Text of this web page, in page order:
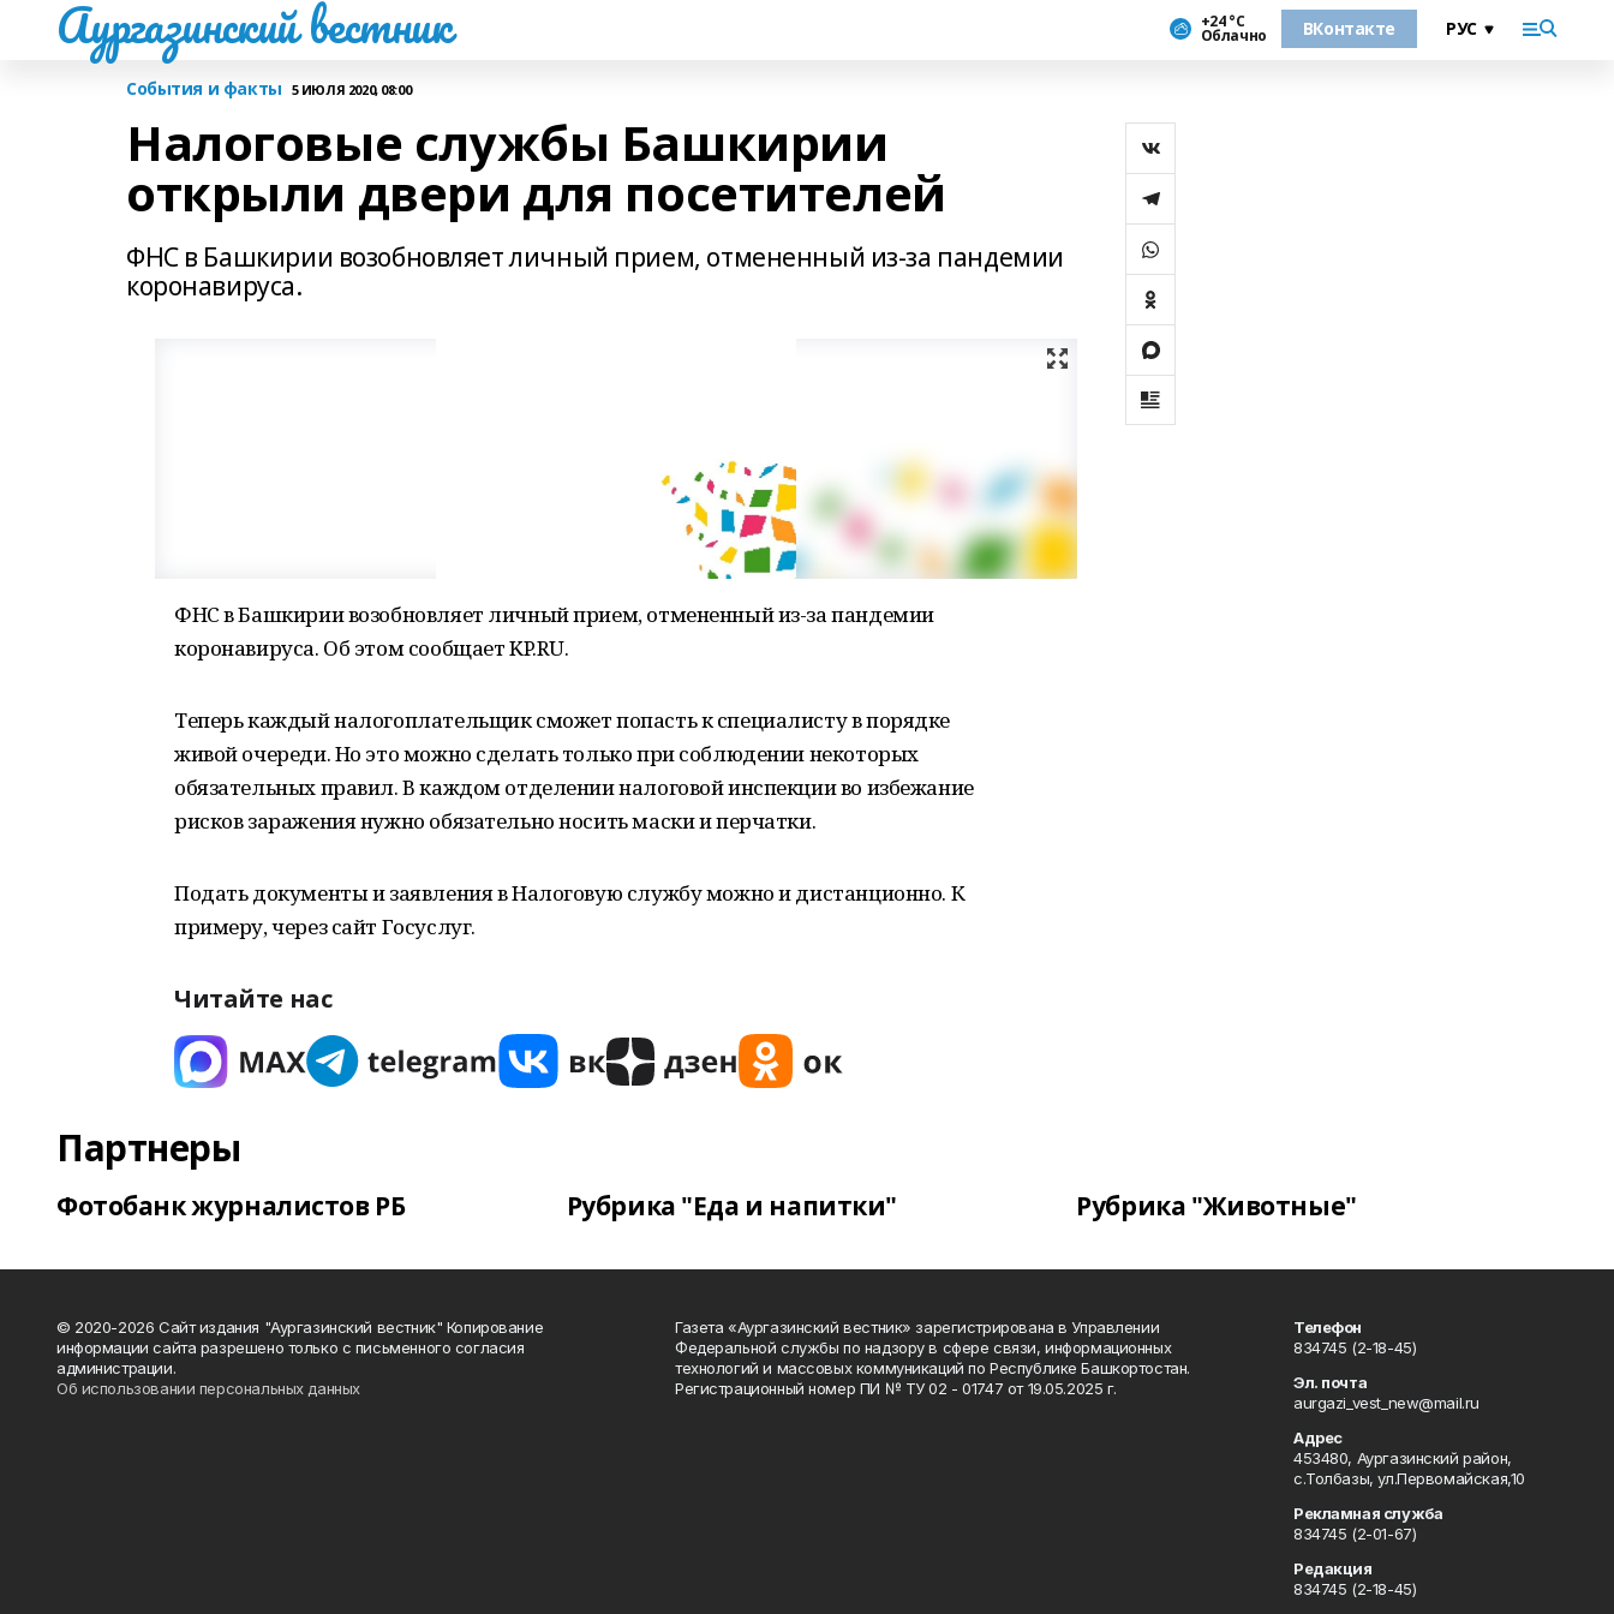
Аургазинский вестник +24 °С
Облачно ВКонтакте
События и факты 5 ИЮЛЯ 2020, 08:00
Налоговые службы Башкирии
открыли двери для посетителей
ФНС в Башкирии возобновляет личный прием, отмененный из-за пандемии
коронавируса.
ФНС в Башкирии возобновляет личный прием, отмененный из-за пандемии
коронавируса. Об этом сообщает KP.RU.
Теперь каждый налогоплательщик сможет попасть к специалисту в порядке
живой очереди. Но это можно сделать только при соблюдении некоторых
обязательных правил. В каждом отделении налоговой инспекции во избежание
рисков заражения нужно обязательно носить маски и перчатки.
Подать документы и заявления в Налоговую службу можно и дистанционно. К
примеру, через сайт Госуслуг.
Читайте нас
Партнеры
Фотобанк журналистов РБ Рубрика "Еда и напитки" Рубрика "Животные"
© 2020-2026 Сайт издания "Аургазинский вестник" Копирование
информации сайта разрешено только с письменного согласия
администрации.
Об использовании персональных данных
Газета «Аургазинский вестник» зарегистрирована в Управлении
Федеральной службы по надзору в сфере связи, информационных
технологий и массовых коммуникаций по Республике Башкортостан.
Регистрационный номер ПИ № ТУ 02 - 01747 от 19.05.2025 г.
Телефон
834745 (2-18-45)
Эл. почта
aurgazi_vest_new@mail.ru
Адрес
453480, Аургазинский район,
с.Толбазы, ул.Первомайская,10
Рекламная служба
834745 (2-01-67)
Редакция
834745 (2-18-45)